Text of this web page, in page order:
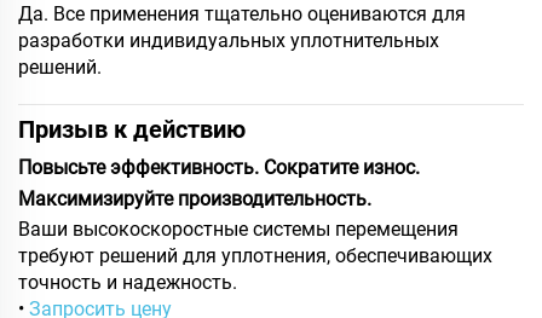
Да. Все применения тщательно оцениваются для
разработки индивидуальных уплотнительных
решений.
Призыв к действию
Повысьте эффективность. Сократите износ.
Максимизируйте производительность.
Ваши высокоскоростные системы перемещения
требуют решений для уплотнения, обеспечивающих
точность и надежность.
• Запросить цену